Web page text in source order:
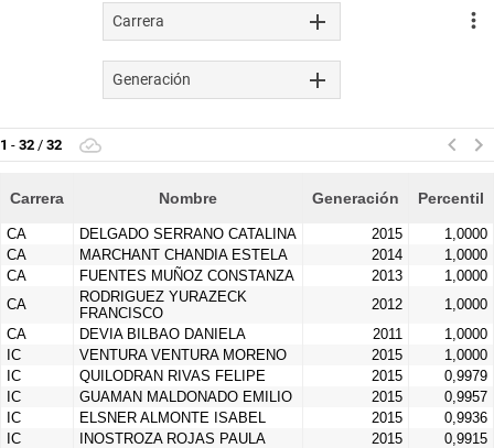
Carrera
Generación
1 - 32 / 32
Carrera Nombre Generación Percentil
CA DELGADO SERRANO CATALINA 2015
1,0000
CA
MARCHANT CHANDIA ESTELA 2014
1,0000
CA
FUENTES MUÑOZ CONSTANZA 2013
1,0000
CA
RODRIGUEZ YURAZECK
FRANCISCO
2012
1,0000
CA
DEVIA BILBAO DANIELA 2011
1,0000
IC
VENTURA VENTURA MORENO 2015
1,0000
IC
QUILODRAN RIVAS FELIPE 2015
0,9979
IC
GUAMAN MALDONADO EMILIO 2015
0,9957
IC
ELSNER ALMONTE ISABEL 2015
0,9936
IC
INOSTROZA ROJAS PAULA 2015
0,9915